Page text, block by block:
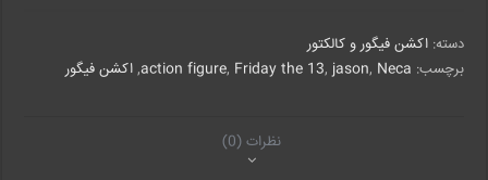
اورجینال
۵۰
دسته:اکشن فیگور و کالکتور
برچسب:
action figure, Friday the 13, jason, Neca
,اکشن فیگور
نظرات (0)